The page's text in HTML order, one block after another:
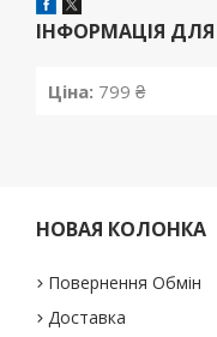
ІНФОРМАЦІЯ
Ціна: 799 ₴
НОВАЯ КОЛОНКА
Повернення Обмін
Доставка